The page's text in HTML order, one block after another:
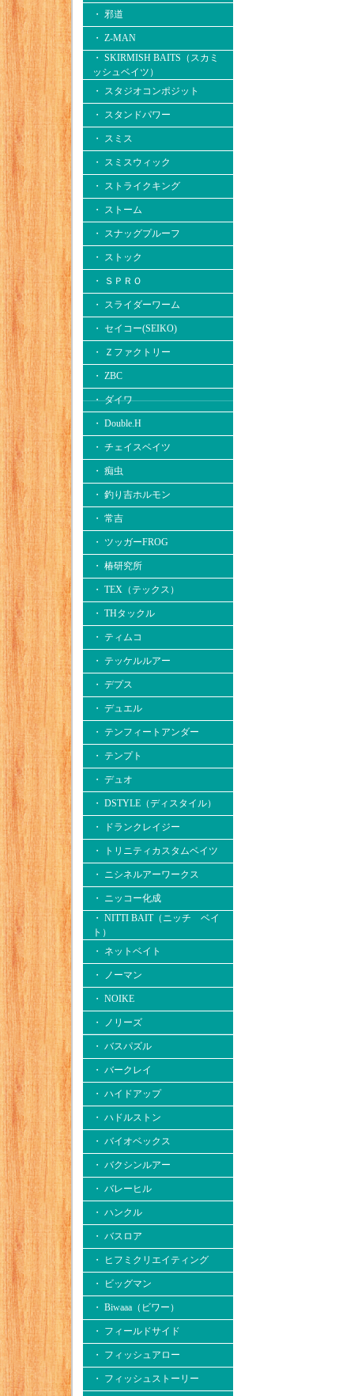
・ 邪道
・ Z-MAN
・ SKIRMISH BAITS（スカミ
ッシュベイツ）
・ スタジオコンポジット
・ スタンドパワー
・ スミス
・ スミスウィック
・ ストライクキング
・ ストーム
・ スナッグプルーフ
・ ストック
・ ＳＰＲＯ
・ スライダーワーム
・ セイコー(SEIKO)
・ Ｚファクトリー
・ ZBC
・ ダイワ
・ Double.H
・ チェイスベイツ
・ 痴虫
・ 釣り吉ホルモン
・ 常吉
・ ツッガーFROG
・ 椿研究所
・ TEX（テックス）
・ THタックル
・ ティムコ
・ テッケルルアー
・ デプス
・ デュエル
・ テンフィートアンダー
・ テンプト
・ デュオ
・ DSTYLE（ディスタイル）
・ ドランクレイジー
・ トリニティカスタムベイツ
・ ニシネルアーワークス
・ ニッコー化成
・ NITTI BAIT（ニッチ ベイ
ト）
・ ネットベイト
・ ノーマン
・ NOIKE
・ ノリーズ
・ バスパズル
・ バークレイ
・ ハイドアップ
・ ハドルストン
・ バイオベックス
・ バクシンルアー
・ バレーヒル
・ ハンクル
・ バスロア
・ ヒフミクリエイティング
・ ビッグマン
・ Biwaaa（ビワー）
・ フィールドサイド
・ フィッシュアロー
・ フィッシュストーリー